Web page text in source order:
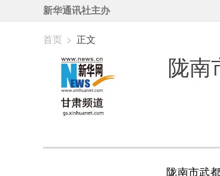
新华通讯社主办
首页 > 正文
陇南
陇南市武都